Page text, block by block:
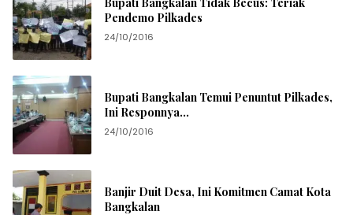
Pendemo Pilkades
24/10/2016
Bupati Bangkalan Temui Penuntut Pilkades,
Ini Responnya…
24/10/2016
Banjir Duit Desa, Ini Komitmen Camat Kota
Bangkalan